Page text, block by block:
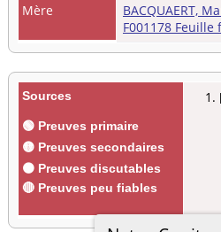
Mère
BACQUAERT,
F001178 Feuille
Sources
🟢 Preuves primaire
🟡 Preuves secondaires
🟠 Preuves discutables
🔴 Preuves peu fiables